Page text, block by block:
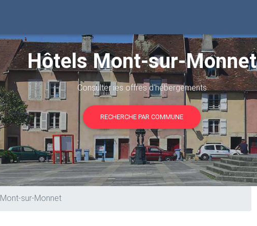
Hôtels Mont-sur-Monnet
Consulter les offres d'hébergements
RECHERCHE PAR COMMUNE
Mont-sur-Monnet